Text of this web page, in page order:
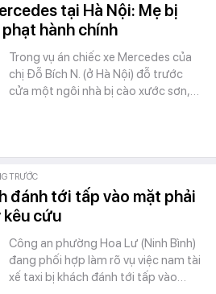
tại Hà Nội: Mẹ bị
hành chính
Trong vụ án chiếc xe Mercedes của
chị Đỗ Bích N. (ở Hà Nội) đỗ trước
cửa một ngôi nhà bị cào xước sơn,…
TRƯỚC
đánh tới tấp vào mặt phải
cứu
Công an phường Hoa Lư (Ninh Bình)
đang phối hợp làm rõ vụ việc nam tài
xế taxi bị khách đánh tới tấp vào…